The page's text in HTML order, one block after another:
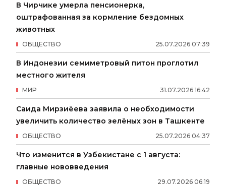
В Чирчике умерла пенсионерка,
оштрафованная за кормление бездомных
животных
25.07.2026 07:39
ОБЩЕСТВО
В Индонезии семиметровый питон проглотил
местного жителя
31.07.2026 16:42
МИР
Саида Мирзиёева заявила о необходимости
увеличить количество зелёных зон в Ташкенте
25.07.2026 04:37
ОБЩЕСТВО
Что изменится в Узбекистане с 1 августа:
главные нововведения
29.07.2026 06:19
ОБЩЕСТВО